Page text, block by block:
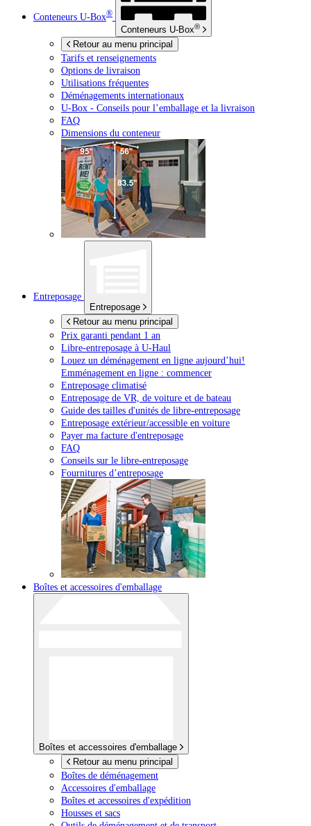
Conteneurs U-Box®
Conteneurs U-Box®
Retour au menu principal
Tarifs et renseignements
Options de livraison
Utilisations fréquentes
Déménagements internationaux
U-Box - Conseils pour l’emballage et la livraison
FAQ
Dimensions du conteneur
Entreposage
Entreposage
Retour au menu principal
Prix garanti pendant 1 an
Libre-entreposage à U-Haul
Louez un déménagement en ligne aujourd’hui!
Emménagement en ligne : commencer
Entreposage climatisé
Entreposage de VR, de voiture et de bateau
Guide des tailles d'unités de libre-entreposage
Entreposage extérieur/accessible en voiture
Payer ma facture d'entreposage
FAQ
Conseils sur le libre-entreposage
Fournitures d’entreposage
Boîtes et accessoires d'emballage
Boîtes et accessoires d'emballage
Retour au menu principal
Boîtes de déménagement
Accessoires d'emballage
Boîtes et accessoires d'expédition
Housses et sacs